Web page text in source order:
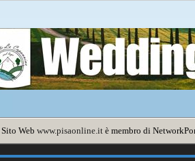
Web www.pisaonline.it è membro di